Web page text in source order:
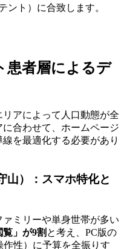
ント）に合致します。
患者層によるデ
リアによって人口動態が全
合わせて、ホームページ
を最適化する必要があり
山）：スマホ特化と
ミリーや単身世帯が多い
覧」が9割 と考え、PC版の
性）に予算を全振りす